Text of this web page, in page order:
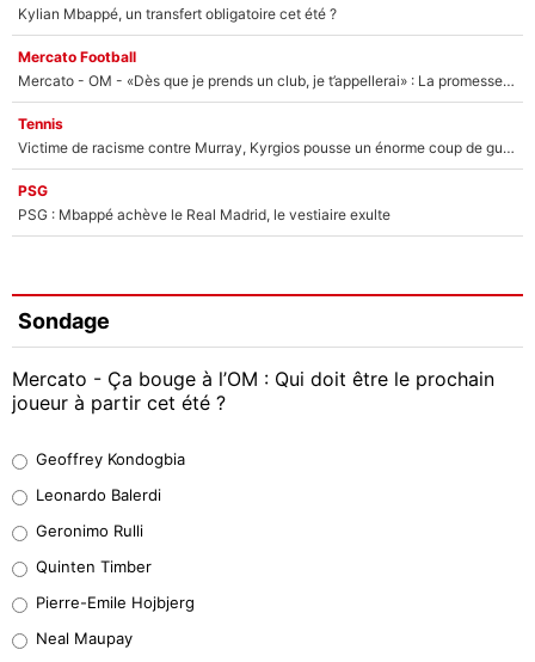
Kylian Mbappé, un transfert obligatoire cet été ?
Mercato Football
Mercato - OM - «Dès que je prends un club, je t’appellerai» : La promesse de Marcelino au moment de claquer la porte
Tennis
Victime de racisme contre Murray, Kyrgios pousse un énorme coup de gueule !
PSG
PSG : Mbappé achève le Real Madrid, le vestiaire exulte
Sondage
Mercato - Ça bouge à l’OM : Qui doit être le prochain
joueur à partir cet été ?
38%
32%
4%
Geoffrey Kondogbia
Leonardo Balerdi
Geronimo Rulli
Quinten Timber
Pierre-Emile Hojbjerg
Neal Maupay